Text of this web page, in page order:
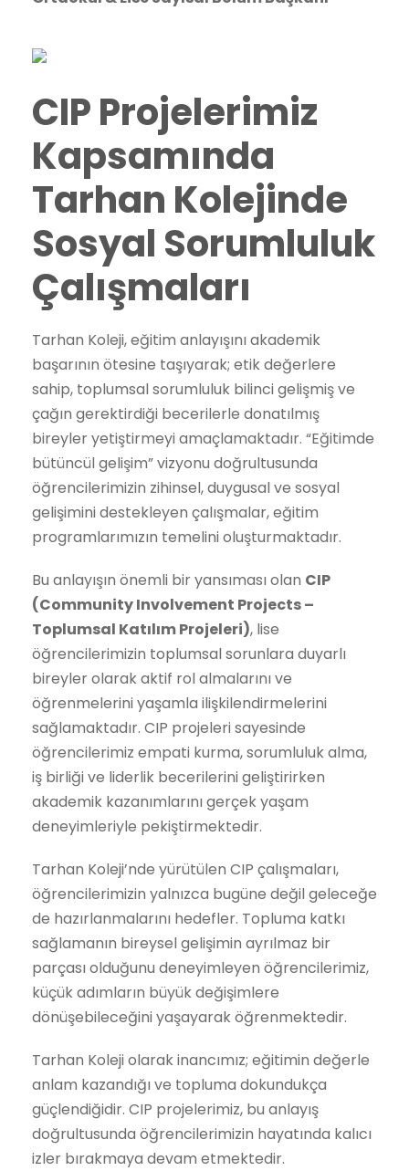
CIP Projelerimiz
Kapsamında
Tarhan Kolejinde
Sosyal Sorumluluk
Çalışmaları
Tarhan Koleji, eğitim anlayışını akademik
başarının ötesine taşıyarak; etik değerlere
sahip, toplumsal sorumluluk bilinci gelişmiş ve
çağın gerektirdiği becerilerle donatılmış
bireyler yetiştirmeyi amaçlamaktadır. “Eğitimde
bütüncül gelişim” vizyonu doğrultusunda
öğrencilerimizin zihinsel, duygusal ve sosyal
gelişimini destekleyen çalışmalar, eğitim
programlarımızın temelini oluşturmaktadır.
Bu anlayışın önemli bir yansıması olan CIP
(Community Involvement Projects –
Toplumsal Katılım Projeleri), lise
öğrencilerimizin toplumsal sorunlara duyarlı
bireyler olarak aktif rol almalarını ve
öğrenmelerini yaşamla ilişkilendirmelerini
sağlamaktadır. CIP projeleri sayesinde
öğrencilerimiz empati kurma, sorumluluk alma,
iş birliği ve liderlik becerilerini geliştirirken
akademik kazanımlarını gerçek yaşam
deneyimleriyle pekiştirmektedir.
Tarhan Koleji’nde yürütülen CIP çalışmaları,
öğrencilerimizin yalnızca bugüne değil geleceğe
de hazırlanmalarını hedefler. Topluma katkı
sağlamanın bireysel gelişimin ayrılmaz bir
parçası olduğunu deneyimleyen öğrencilerimiz,
küçük adımların büyük değişimlere
dönüşebileceğini yaşayarak öğrenmektedir.
Tarhan Koleji olarak inancımız; eğitimin değerle
anlam kazandığı ve topluma dokundukça
güçlendiğidir. CIP projelerimiz, bu anlayış
doğrultusunda öğrencilerimizin hayatında kalıcı
izler bırakmaya devam etmektedir.